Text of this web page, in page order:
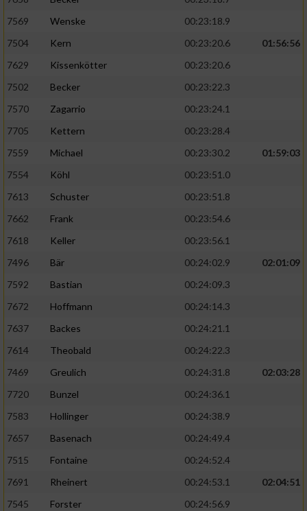
7569
Wenske
00:23:18.9
7504
Kern 00:23:20.6
01:56:56
7629
Kissenkötter
00:23:20.6
7502
Becker
00:23:22.3
7570
Zagarrio
00:23:24.1
7705
Kettern
00:23:28.4
7559
Michael 00:23:30.2
01:59:03
7554
Köhl
00:23:51.0
7613
Schuster
00:23:51.8
7662
Frank
00:23:54.6
7618
Keller
00:23:56.1
7496
Bär 00:24:02.9
02:01:09
7592
Bastian
00:24:09.3
7672
Hoffmann
00:24:14.3
7637
Backes
00:24:21.1
7614
Theobald
00:24:22.3
7469
Greulich 00:24:31.8
02:03:28
7720
Bunzel
00:24:36.1
7583
Hollinger
00:24:38.9
7657
Basenach
00:24:49.4
7515
Fontaine
00:24:52.4
7691
Rheinert 00:24:53.1
02:04:51
7545
Forster
00:24:56.9